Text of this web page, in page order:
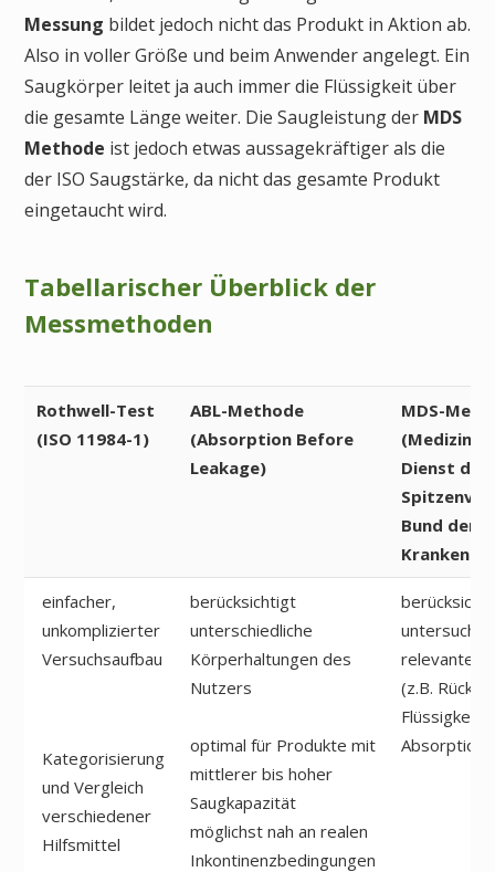
Messung bildet jedoch nicht das Produkt in Aktion ab.
Also in voller Größe und beim Anwender angelegt. Ein
Saugkörper leitet ja auch immer die Flüssigkeit über
die gesamte Länge weiter. Die Saugleistung der MDS
Methode ist jedoch etwas aussagekräftiger als die
der ISO Saugstärke, da nicht das gesamte Produkt
eingetaucht wird.
Tabellarischer Überblick der
Messmethoden
Rothwell-Test
(ISO 11984-1)
ABL-Methode
(Absorption Before
Leakage)
MDS-
(
Dienst des
Bund der
einfacher,
unkomplizierter
Versuchsaufbau
Kategorisierung
und Vergleich
verschiedener
Hilfsmittel
berücksichtigt
unterschiedliche
Körperhaltungen des
Nutzers
optimal für Produkte mit
mittlerer bis hoher
Saugkapazität
möglichst nah an realen
Inkontinenzbedingungen
untersucht
relevante
(z.B.
Absorption)